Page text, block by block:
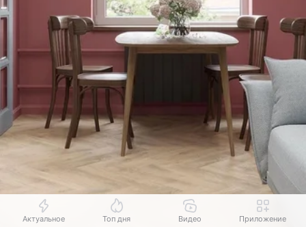
Актуальное Топ дня Видео Приложение